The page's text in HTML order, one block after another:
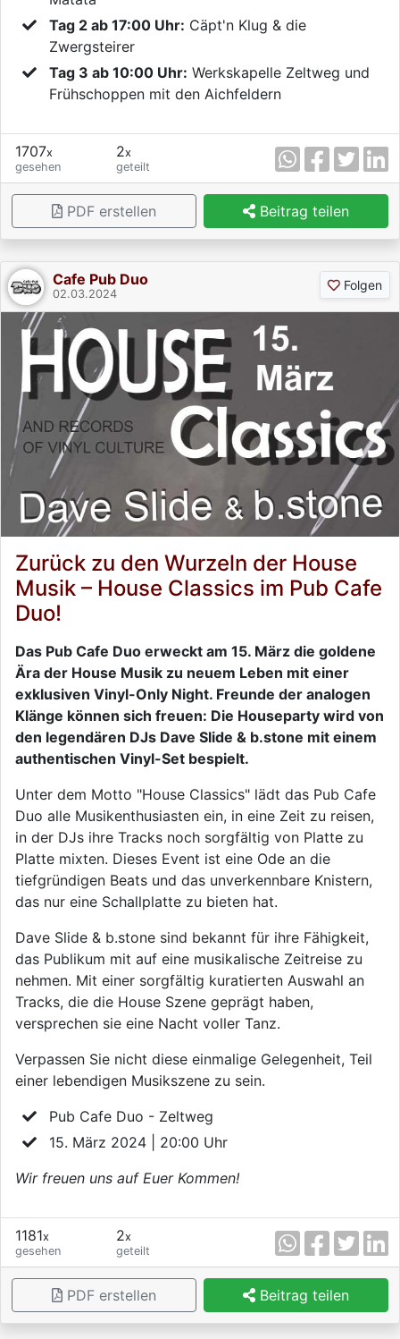
Tag 2 ab 17:00 Uhr: Cäpt'n Klug & die
Zwergsteirer
Tag 3 ab 10:00 Uhr: Werkskapelle Zeltweg und
Frühschoppen mit den Aichfeldern
1707x
gesehen
2x
geteilt
PDF erstellen Beitrag teilen
Cafe Pub Duo
02.03.2024
Folgen
Zurück zu den Wurzeln der House
Musik – House Classics im Pub Cafe
Duo!
Das Pub Cafe Duo erweckt am 15. März die goldene
Ära der House Musik zu neuem Leben mit einer
exklusiven Vinyl-Only Night. Freunde der analogen
Klänge können sich freuen: Die Houseparty wird von
den legendären DJs Dave Slide & b.stone mit einem
authentischen Vinyl-Set bespielt.
Unter dem Motto "House Classics" lädt das Pub Cafe
Duo alle Musikenthusiasten ein, in eine Zeit zu reisen,
in der DJs ihre Tracks noch sorgfältig von Platte zu
Platte mixten. Dieses Event ist eine Ode an die
tiefgründigen Beats und das unverkennbare Knistern,
das nur eine Schallplatte zu bieten hat.
Dave Slide & b.stone sind bekannt für ihre Fähigkeit,
das Publikum mit auf eine musikalische Zeitreise zu
nehmen. Mit einer sorgfältig kuratierten Auswahl an
Tracks, die die House Szene geprägt haben,
versprechen sie eine Nacht voller Tanz.
Verpassen Sie nicht diese einmalige Gelegenheit, Teil
einer lebendigen Musikszene zu sein.
Pub Cafe Duo - Zeltweg
15. März 2024 | 20:00 Uhr
Wir freuen uns auf Euer Kommen!
1181x
gesehen
2x
geteilt
PDF erstellen Beitrag teilen